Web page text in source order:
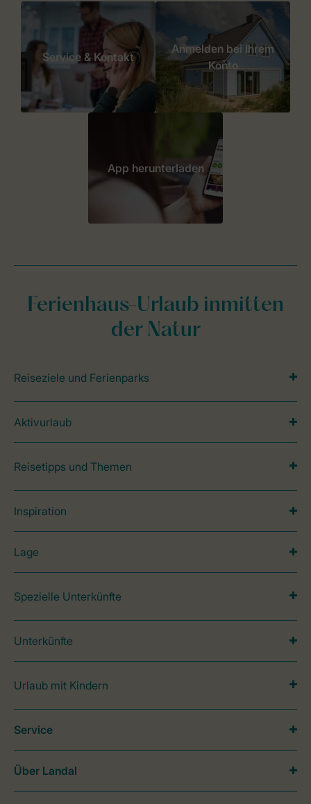
Service & Kontakt
Anmelden bei Ihrem
Konto
App herunterladen
Ferienhaus-Urlaub inmitten
der Natur
Reiseziele und Ferienparks
Aktivurlaub
Reisetipps und Themen
Inspiration
Lage
Spezielle Unterkünfte
Unterkünfte
Urlaub mit Kindern
Service
Über Landal